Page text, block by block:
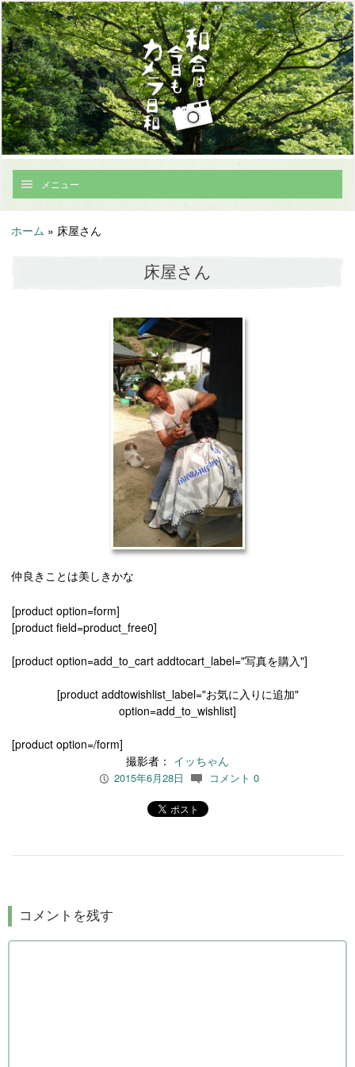
メニュー
ホーム » 床屋さん
床屋さん
仲良きことは美しきかな
[product option=form]
[product field=product_free0]
[product option=add_to_cart addtocart_label="写真を購入"]
[product addtowishlist_label="お気に入りに追加"
option=add_to_wishlist]
[product option=/form]
撮影者： イッちゃん
P 2015年6月28日 c コメント 0
コメントを残す